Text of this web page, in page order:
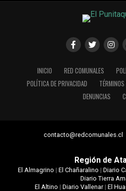
INICIO RED COMUNALES
POLÍTICA DE PRIVACIDAD
DENUNCIAS
Región de
El Almagrino | El Chañaralino | Diario
Diario Tierra
El Altino | Diario Vallenar| El